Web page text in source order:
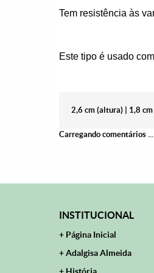
Tem resistência às
Este tipo é usado
2,6 cm (altura) | 1,8
Carregando comentários ...
INSTITUCIONAL
Página Inicial
Adalgisa Almeida